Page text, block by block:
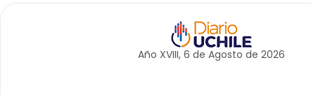
Año XVIII, 6 de Agosto de 2026